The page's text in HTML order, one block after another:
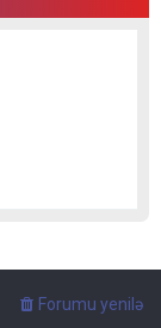
Forumu yenilə